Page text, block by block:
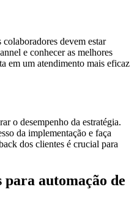
devem estar
e conhecer as melhores
em um atendimento mais eficaz
o desempenho da estratégia.
da implementação e faça
dos clientes é crucial para
automação de